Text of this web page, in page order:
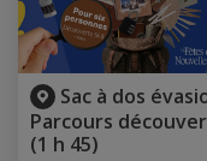
Sac à dos
Parcours
(1 h 45)